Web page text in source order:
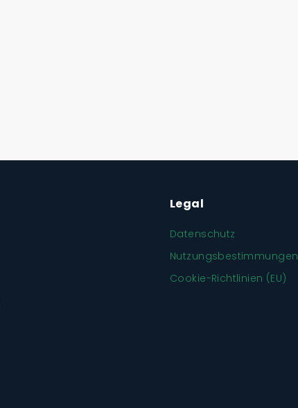
Legal
Datenschutz
Nutzungsbestimmungen
Cookie-Richtlinien (EU)